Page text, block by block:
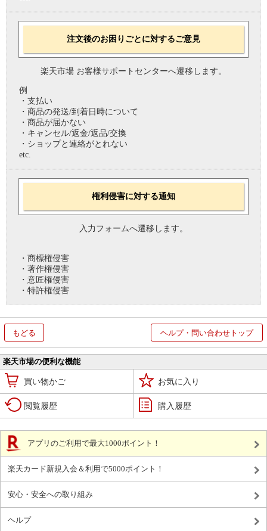
注文後のお困りごとに対するご意見
楽天市場 お客様サポートセンターへ遷移します。
例
・支払い
・商品の発送/到着日時について
・商品が届かない
・キャンセル/返金/返品/交換
・ショップと連絡がとれない
etc.
権利侵害に対する通知
入力フォームへ遷移します。
・商標権侵害
・著作権侵害
・意匠権侵害
・特許権侵害
もどる ヘルプ・問い合わせトップ
楽天市場の便利な機能
買い物かご お気に入り
閲覧履歴 購入履歴
アプリのご利用で最大1000ポイント！
楽天カード新規入会＆利用で5000ポイント！
安心・安全への取り組み
ヘルプ